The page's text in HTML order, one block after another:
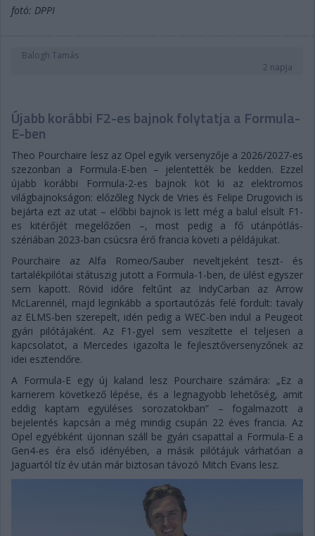
fotó: DPPI
Balogh Tamás
2 napja
Újabb korábbi F2-es bajnok folytatja a Formula-
E-ben
Theo Pourchaire lesz az Opel egyik versenyzője a 2026/2027-es
szezonban a Formula-E-ben – jelentették be kedden. Ezzel
újabb korábbi Formula-2-es bajnok köt ki az elektromos
világbajnokságon: előzőleg Nyck de Vries és Felipe Drugovich is
bejárta ezt az utat – előbbi bajnok is lett még a balul elsült F1-
es kitérőjét megelőzően –, most pedig a fő utánpótlás-
szériában 2023-ban csúcsra érő francia követi a példájukat.
Pourchaire az Alfa Romeo/Sauber neveltjeként teszt- és
tartalékpilótai státuszig jutott a Formula-1-ben, de ülést egyszer
sem kapott. Rövid időre feltűnt az IndyCarban az Arrow
McLarennél, majd leginkább a sportautózás felé fordult: tavaly
az ELMS-ben szerepelt, idén pedig a WEC-ben indul a Peugeot
gyári pilótájaként. Az F1-gyel sem veszítette el teljesen a
kapcsolatot, a Mercedes igazolta le fejlesztőversenyzőnek az
idei esztendőre.
A Formula-E egy új kaland lesz Pourchaire számára: „Ez a
karrierem következő lépése, és a legnagyobb lehetőség, amit
eddig kaptam együléses sorozatokban” – fogalmazott a
bejelentés kapcsán a még mindig csupán 22 éves francia. Az
Opel egyébként újonnan száll be gyári csapattal a Formula-E a
Gen4-es éra első idényében, a másik pilótájuk várhatóan a
Jaguartól tíz év után már biztosan távozó Mitch Evans lesz.